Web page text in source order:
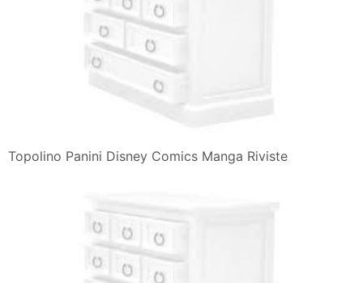
Topolino Panini Disney Comics Manga Riviste